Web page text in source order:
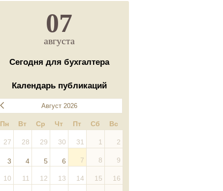
07
августа
Сегодня для бухгалтера
Календарь публикаций
Август 2026
Пн Вт Ср Чт Пт Сб Вс
27 28 29 30 31 1 2
3 4 5 6 7 8 9
10 11 12 13 14 15 16